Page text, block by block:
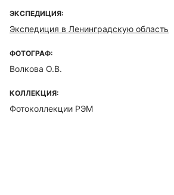
ЭКСПЕДИЦИЯ:
Экспедиция в Ленинградскую область
ФОТОГРАФ:
Волкова О.В.
КОЛЛЕКЦИЯ:
Фотоколлекции РЭМ